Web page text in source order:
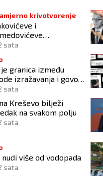
krivotvorenje
i
ne osporavaju
sata
je granica između
izražavanja i govora
sata
Kreševo bilježi
na svakom polju
sata
nudi više od vodopada
sata